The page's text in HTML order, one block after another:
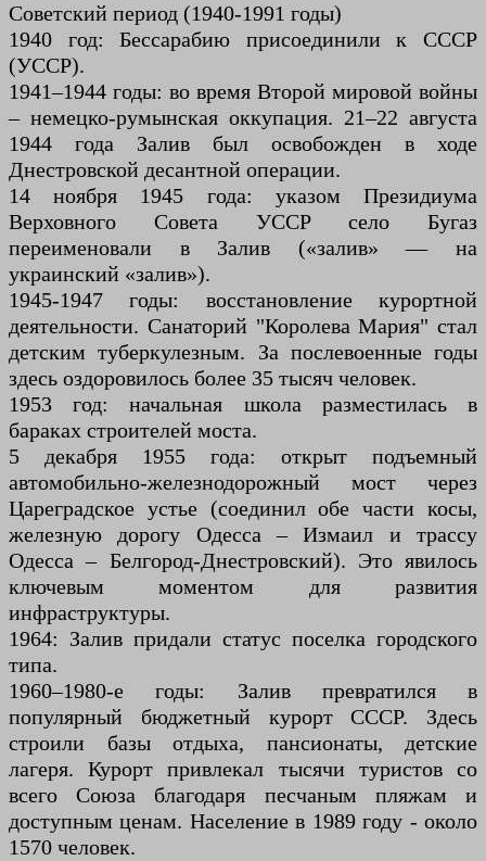
Советский период (1940-1991 годы)
1940 год: Бессарабию присоединили к СССР
(УССР).
1941–1944 годы: во время Второй мировой войны
– немецко-румынская оккупация. 21–22 августа
1944 года Залив был освобожден в ходе
Днестровской десантной операции.
14 ноября 1945 года: указом Президиума
Верховного Совета УССР село Бугаз
переименовали в Залив («залив» — на
украинский «залив»).
1945-1947 годы: восстановление курортной
деятельности. Санаторий "Королева Мария" стал
детским туберкулезным. За послевоенные годы
здесь оздоровилось более 35 тысяч человек.
1953 год: начальная школа разместилась в
бараках строителей моста.
5 декабря 1955 года: открыт подъемный
автомобильно-железнодорожный мост через
Цареградское устье (соединил обе части косы,
железную дорогу Одесса – Измаил и трассу
Одесса – Белгород-Днестровский). Это явилось
ключевым моментом для развития
инфраструктуры.
1964: Залив придали статус поселка городского
типа.
1960–1980-е годы: Залив превратился в
популярный бюджетный курорт СССР. Здесь
строили базы отдыха, пансионаты, детские
лагеря. Курорт привлекал тысячи туристов со
всего Союза благодаря песчаным пляжам и
доступным ценам. Население в 1989 году - около
1570 человек.